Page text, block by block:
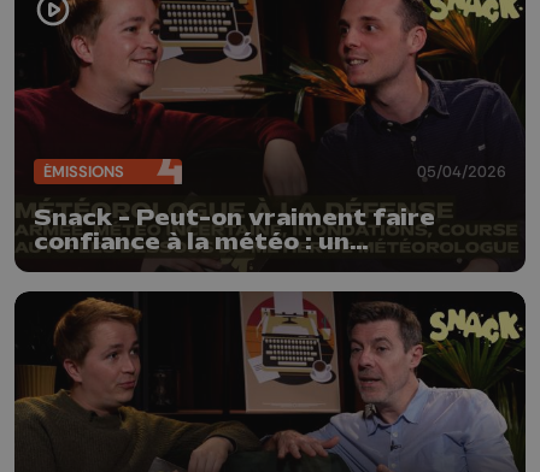
ÉMISSIONS 05/04/2026
Snack - Peut-on vraiment faire
confiance à la météo : un
météorologue de la défense nous
explique tout